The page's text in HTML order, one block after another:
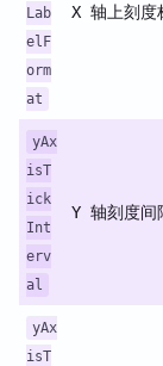
Lab
elF
orm
at
X 轴上刻度
yAx
isT
ick
Int
erv
al
Y 轴刻度间
yAx
isT